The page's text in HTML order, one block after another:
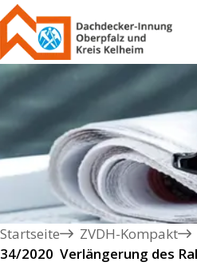
Startseite
ZVDH-Kompakt